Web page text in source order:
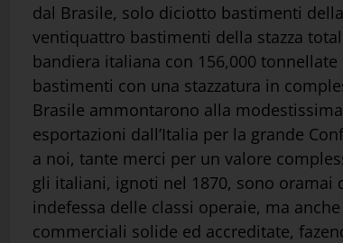
dal Brasile, solo diciotto bastimenti
ventiquattro bastimenti della stazza
bandiera italiana con 156,000
bastimenti con una stazzatura in
Brasile ammontarono alla
esportazioni dall’Italia per la grande
a noi, tante merci per un valore
gli italiani, ignoti nel 1870, sono oramai
indefessa delle classi operaie, ma
commerciali solide ed accreditate,